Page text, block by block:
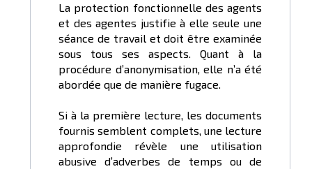
La protection fonctionnelle des agents
et des agentes justifie à elle seule une
séance de travail et doit être examinée
sous tous ses aspects. Quant à la
procédure d’anonymisation, elle n’a été
abordée que de manière fugace.
Si à la première lecture, les documents
fournis semblent complets, une lecture
approfondie révèle une utilisation
abusive d’adverbes de temps ou de